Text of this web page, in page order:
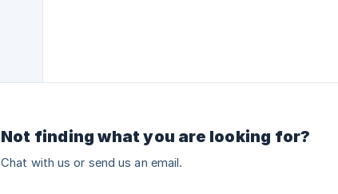
Not finding what you are looking for?
Chat with us or send us an email.